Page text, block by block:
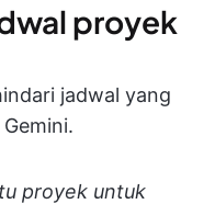
proyek
jadwal yang
proyek untuk